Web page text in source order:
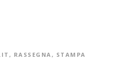
, RASSEGNA, STAMPA